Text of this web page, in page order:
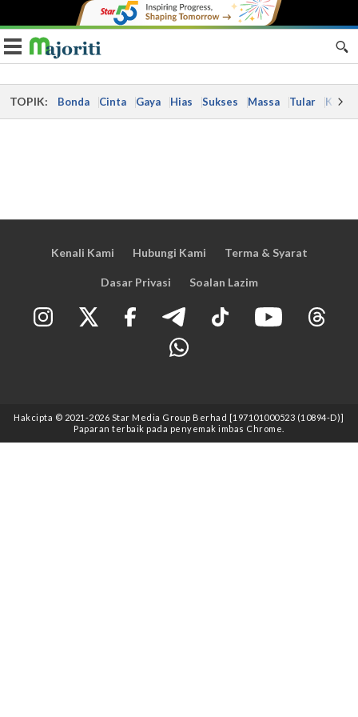
Toggle navigation
TOPIK: Bonda Cinta Gaya Hias Sukses Massa Tular Kes
Kenali Kami Hubungi Kami Terma & Syarat
Dasar Privasi Soalan Lazim
Hakcipta © 2021 -2026 Star Media Group Berhad [197101000523 (10894-D)]
Paparan terbaik pada penyemak imbas Chrome.